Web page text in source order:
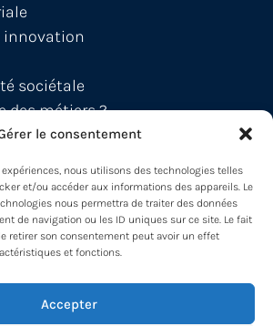
le consentement
nous utilisons des technologies telles
et/ou accéder aux informations des appareils. Le
nous permettra de traiter des données
de navigation ou les ID uniques sur ce site. Le fait
retirer son consentement peut avoir un effet
et fonctions.
Accepter
innovation
sociétale
des métiers ?
360 !
office
-MDM
formations !